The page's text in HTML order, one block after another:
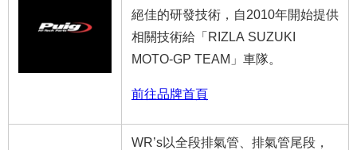
絕佳的研發技術，自2010年開始提供
相關技術給「RIZLA SUZUKI
MOTO-GP TEAM」車隊。
前往品牌首頁
WR’s以全段排氣管、排氣管尾段，